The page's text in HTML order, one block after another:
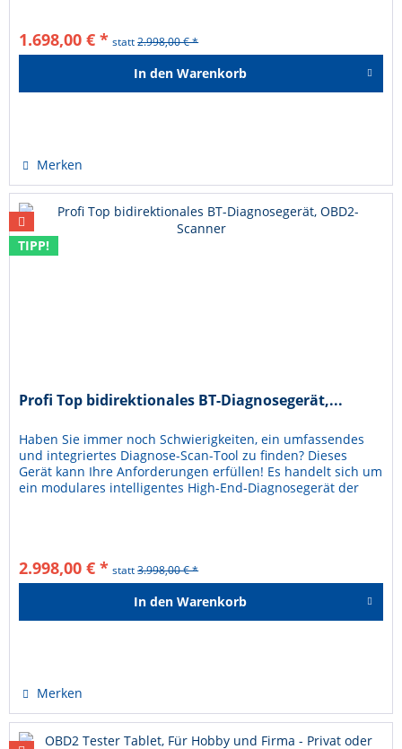
1.698,00 € * statt2.998,00 € *
In den Warenkorb
Merken
TIPP!
Profi Top bidirektionales BT-Diagnosegerät,...
Haben Sie immer noch Schwierigkeiten, ein umfassendes
und integriertes Diagnose-Scan-Tool zu finden? Dieses
Gerät kann Ihre Anforderungen erfüllen! Es handelt sich um
ein modulares intelligentes High-End-Diagnosegerät der
2.998,00 € * statt3.998,00 € *
In den Warenkorb
Merken